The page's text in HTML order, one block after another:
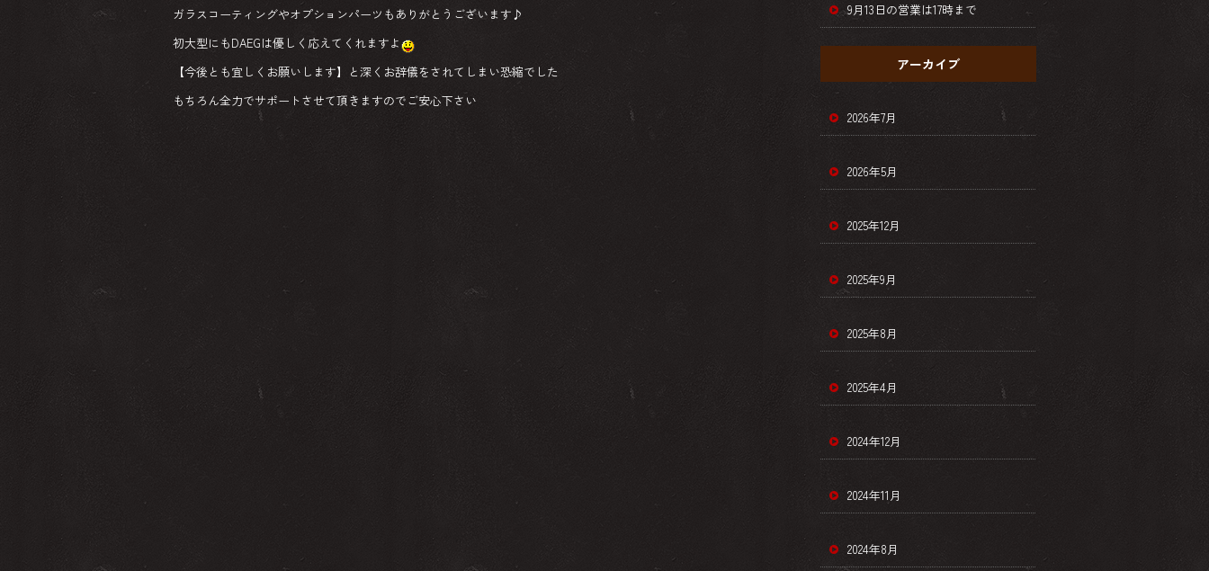
ガラスコーティングやオプションパーツもありがとうございます♪
初大型にもDAEGは優しく応えてくれますよ
【今後とも宜しくお願いします】と深くお辞儀をされてしまい恐縮でした
もちろん全力でサポートさせて頂きますのでご安心下さい
9月13日の営業は17時まで
アーカイブ
2026年7月
2026年5月
2025年12月
2025年9月
2025年8月
2025年4月
2024年12月
2024年11月
2024年8月